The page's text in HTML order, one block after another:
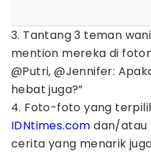
3. Tantang 3 teman
mention mereka di
@Putri, @Jennifer:
hebat juga?”
4. Foto-foto yang
IDNtimes.com dan/atau
cerita yang menarik